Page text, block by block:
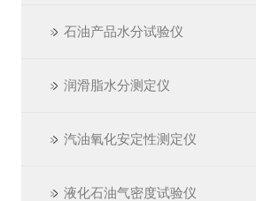
石油产品水分试验仪
润滑脂水分测定仪
汽油氧化安定性测定仪
液化石油气密度试验仪